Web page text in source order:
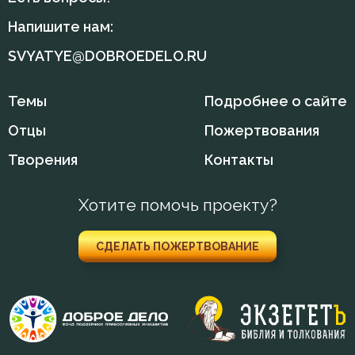
Мысли
Нерадение
Оставление Богом
Очищение
Плоть
Напишите нам:
SVYATYE@DOBROEDELO.RU
Темы
Отцы
Творения
Подробнее о сайте
Пожертвования
Контакты
Хотите помочь проекту?
СДЕЛАТЬ ПОЖЕРТВОВАНИЕ